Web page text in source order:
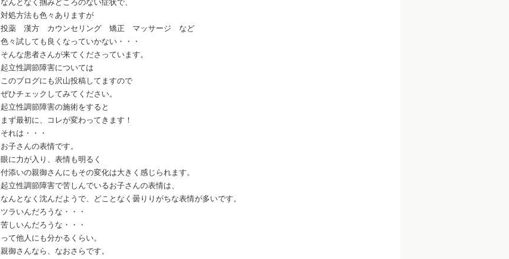
なんとなく掴みどころのない症状で、
対処方法も色々ありますが
投薬 漢方 カウンセリング 矯正 マッサージ など
色々試しても良くなっていかない・・・
そんな患者さんが来てくださっています。
起立性調節障害については
このブログにも沢山投稿してますので
ぜひチェックしてみてください。
起立性調節障害の施術をすると
まず最初に、コレが変わってきます！
それは・・・
お子さんの表情です。
眼に力が入り、表情も明るく
付添いの親御さんにもその変化は大きく感じられます。
起立性調節障害で苦しんでいるお子さんの表情は、
なんとなく沈んだようで、どことなく曇りりがちな表情が多いです。
ツラいんだろうな・・・
苦しいんだろうな・・・
って他人にも分かるくらい。
親御さんなら、なおさらです。